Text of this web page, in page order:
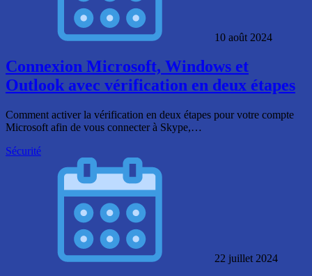
10 août 2024
Connexion Microsoft, Windows et
Outlook avec vérification en deux étapes
Comment activer la vérification en deux étapes pour votre compte
Microsoft afin de vous connecter à Skype,…
Sécurité
22 juillet 2024